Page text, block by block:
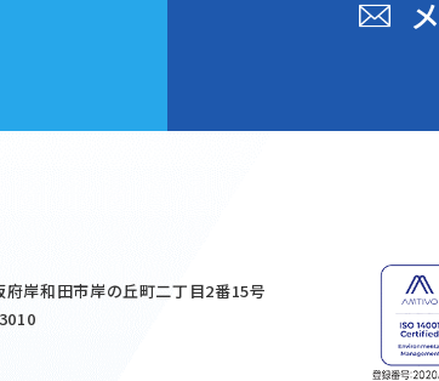
メ
府岸和田市岸の丘町二丁目2番15号